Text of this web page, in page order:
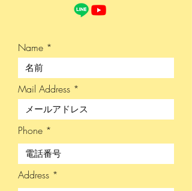
Name
Mail Address
Phone
Address